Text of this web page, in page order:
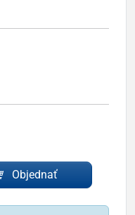
Objednať